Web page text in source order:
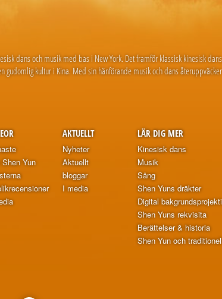
dans och musik med bas i New York. Det framför klassisk kinesisk
kultur i Kina. Med sin hänförande musik och dans
Shen Yun
AKTUELLT
Nyheter
Aktuellt
bloggar
I media
LÄR DIG MER
Kinesisk dans
Musik
Sång
Shen Yuns dräkter
Digital
Shen Yuns rekvisita
Berättelser & historia
Shen Yun och